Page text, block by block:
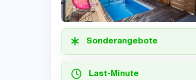
Sonderangebote
Last-Minute